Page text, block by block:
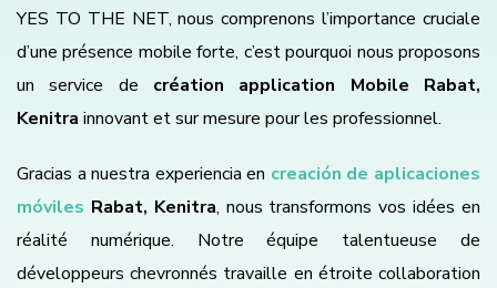
YES TO THE NET, nous comprenons l’importance cruciale
d’une présence mobile forte, c’est pourquoi nous proposons
un service de création application Mobile Rabat,
Kenitra innovant et sur mesure pour les professionnel.
Gracias a nuestra experiencia en creación de aplicaciones
móviles Rabat, Kenitra, nous transformons vos idées en
réalité numérique. Notre équipe talentueuse de
développeurs chevronnés travaille en étroite collaboration